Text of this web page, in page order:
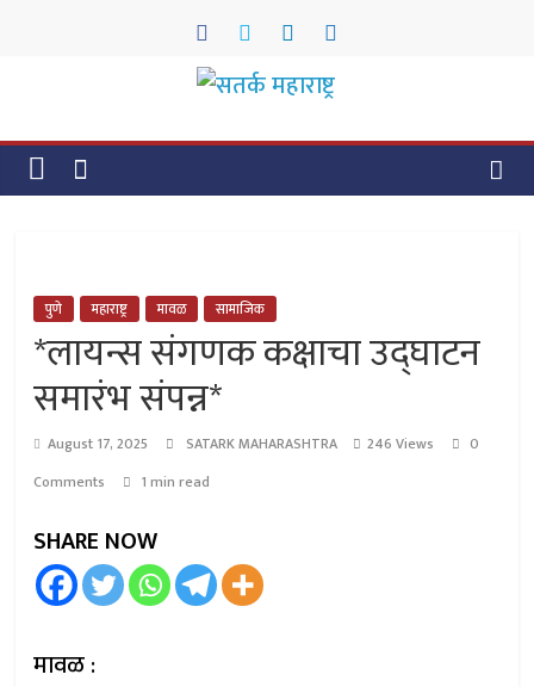
सतर्क
महाराष्ट्र
पुणे महाराष्ट्र मावळ सामाजिक
*लायन्स संगणक कक्षाचा उद्घाटन
समारंभ संपन्न*
August 17, 2025 SATARK MAHARASHTRA 246 Views
0
Comments
1 min read
SHARE NOW
मावळ :